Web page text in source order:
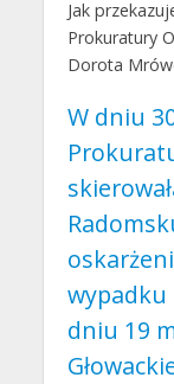
Jak
Prokuratury
Dorota
W dniu
wypadku
dniu 19